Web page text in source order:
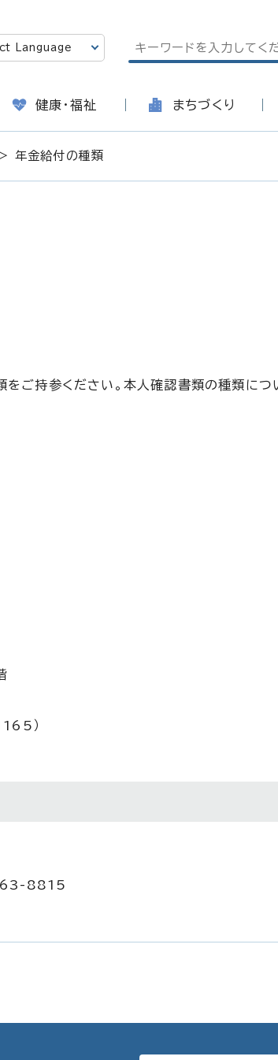
健康・福祉 まちづくり
> 年金給付の種類
ご持参ください。本人確認書類の種類につ
）
8815